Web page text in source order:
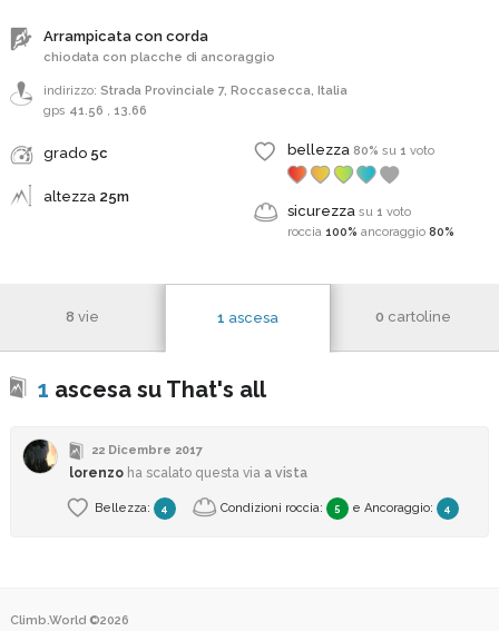
Arrampicata con corda
chiodata con placche di ancoraggio
indirizzo: Strada Provinciale 7, Roccasecca, Italia
gps 41.56 , 13.66
grado 5c
altezza 25m
bellezza 80%su1voto
sicurezzasu1voto
roccia100% ancoraggio80%
8 vie 1 ascesa 0 cartoline
1 ascesa su That's all
22 Dicembre 2017
lorenzo ha scalato questa via a vista
Bellezza: 4 Condizioni roccia: 5 e Ancoraggio: 4
Climb.World ©2026